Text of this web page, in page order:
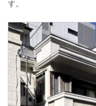
す。